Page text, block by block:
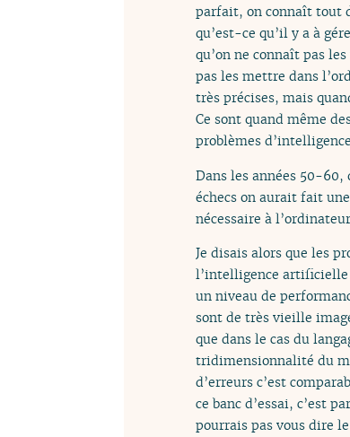
parfait, on connaît tout
qu’est-ce qu’il y a à
qu’on ne connaît pas
pas les mettre dans
très précises, mais
Ce sont quand même
problèmes
Dans les années 50-
échecs on aurait fait
nécessaire à
Je disais alors que les
l’intelligence artificielle
un niveau de
sont de très vieille
que dans le cas du
tridimensionnalité du
d’erreurs c’est
ce banc d’essai, c’est
pourrais pas vous dire